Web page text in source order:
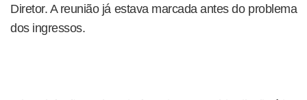
Diretor. A reunião já estava marcada antes do problema
dos ingressos.